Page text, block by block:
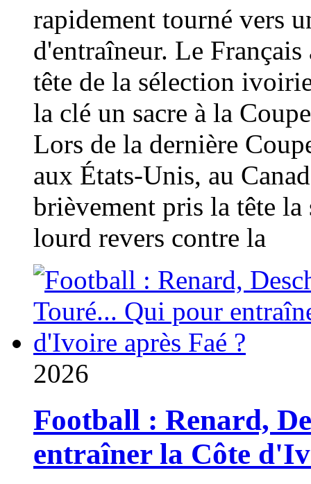
rapidement tourné vers
d'entraîneur. Le
tête de la sélection
la clé un sacre à la
Lors de la dernière
aux États-Unis, au
brièvement pris la tête
lourd revers contre la
2026
Football : Renard,
entraîner la Côte